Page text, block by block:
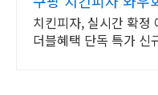
치킨피자, 실시간 확정
더블혜택 단독 특가 신